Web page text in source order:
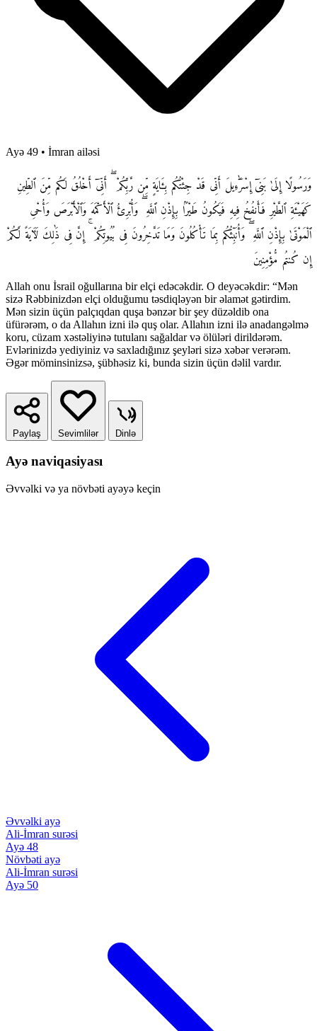
Ayə 49 • İmran ailəsi
وَرَسُولًا إِلَىٰ بَنِىٓ إِسْرَٰٓءِيلَ أَنِّى قَدْ جِئْتُكُم بِـَٔايَةٍ مِّن رَّبِّكُمْ ۖ أَنِّىٓ أَخْلُقُ لَكُم مِّنَ ٱلطِّينِ
كَهَيْـَٔةِ ٱلطَّيْرِ فَأَنفُخُ فِيهِ فَيَكُونُ طَيْرًۢا بِإِذْنِ ٱللَّهِ ۖ وَأُبْرِئُ ٱلْأَكْمَهَ وَٱلْأَبْرَصَ وَأُحْىِ
ٱلْمَوْتَىٰ بِإِذْنِ ٱللَّهِ ۖ وَأُنَبِّئُكُم بِمَا تَأْكُلُونَ وَمَا تَدَّخِرُونَ فِى بُيُوتِكُمْ ۚ إِنَّ فِى ذَٰلِكَ لَـَٔايَةً لَّكُمْ
إِن كُنتُم مُّؤْمِنِينَ
Allah onu İsrail oğullarına bir elçi edəcəkdir. O deyəcəkdir: “Mən
sizə Rəbbinizdən elçi olduğumu təsdiqləyən bir əlamət gətirdim.
Mən sizin üçün palçıqdan quşa bənzər bir şey düzəldib ona
üfürərəm, o da Allahın izni ilə quş olar. Allahın izni ilə anadangəlmə
koru, cüzam xəstəliyinə tutulanı sağaldar və ölüləri dirildərəm.
Evlərinizdə yediyiniz və saxladığınız şeyləri sizə xəbər verərəm.
Əgər möminsinizsə, şübhəsiz ki, bunda sizin üçün dəlil vardır.
Paylaş Sevimlilər Dinlə
Ayə naviqasiyası
Əvvəlki və ya növbəti ayəyə keçin
Əvvəlki ayə
Ali-İmran surəsi
Ayə 48
Növbəti ayə
Ali-İmran surəsi
Ayə 50